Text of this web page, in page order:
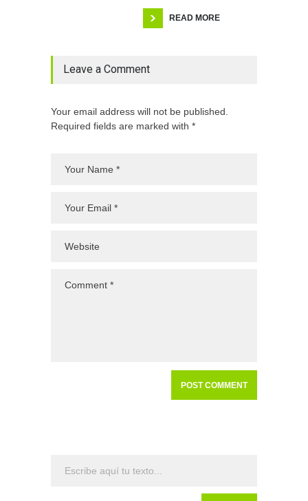
READ MORE
Leave a Comment
Your email address will not be published.
Required fields are marked with *